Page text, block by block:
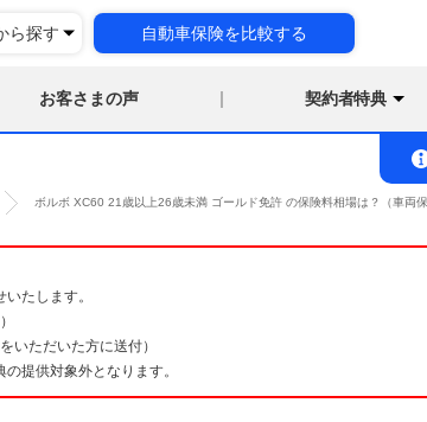
ら探す 自動車保険を比較する
お客さまの声 契約者特典
ボルボ XC60 21歳以上26歳未満 ゴールド免許 の保険料相場は？（車両保
たします。
いただいた方に送付）
提供対象外となります。